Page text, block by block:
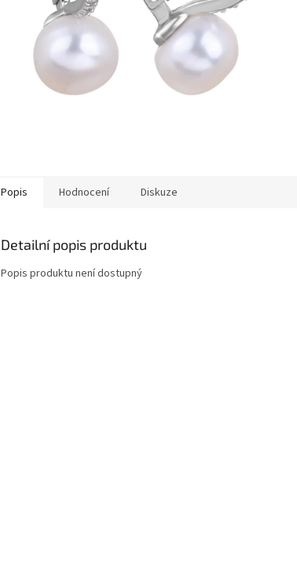
Popis Hodnocení Diskuze
Detailní popis produktu
Popis produktu není dostupný